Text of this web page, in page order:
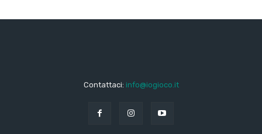
Contattaci: info@iogioco.it